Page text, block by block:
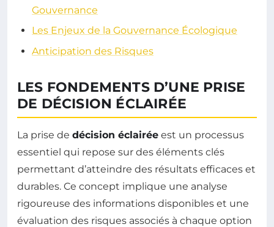
Gouvernance
Les Enjeux de la Gouvernance Écologique
Anticipation des Risques
LES FONDEMENTS D’UNE PRISE
DE DÉCISION ÉCLAIRÉE
La prise de décision éclairée est un processus
essentiel qui repose sur des éléments clés
permettant d’atteindre des résultats efficaces et
durables. Ce concept implique une analyse
rigoureuse des informations disponibles et une
évaluation des risques associés à chaque option